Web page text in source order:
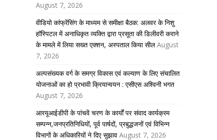
August 7, 2026
वीडियो कांफ्रेंसिंग के माध्यम से समीक्षा बैठक: अलवर के निशु
हॉस्पिटल में अनाधिकृत व्यक्ति द्वारा प्रसूता की डिलीवरी कराने
के मामले में लिया सख्त एक्शन, अस्पताल किया सील August
7, 2026
अल्पसंख्यक वर्ग के समग्र विकास एवं कल्याण के लिए संचालित
योजनाओं का हो प्रभावी क्रियान्वयन : एसीएस अश्विनी भगत
August 7, 2026
आरयूआईडीपी के पांचवें चरण के कार्यों पर संवाद कार्यक्रम
सम्पन्न,जनप्रतिनिधियों, पूर्व पार्षदों, प्रबुद्धजनों एवं विभिन्न
विभागों के अधिकारियों ने दिए सुझाव August 7, 2026